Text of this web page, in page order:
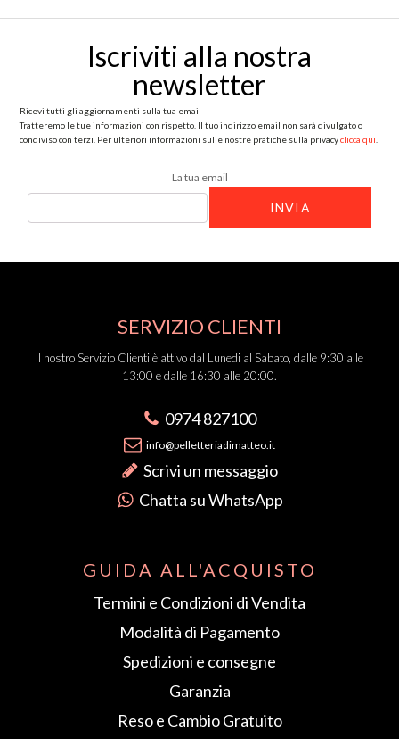
Iscriviti alla nostra
newsletter
Ricevi tutti gli aggiornamenti sulla tua email
Tratteremo le tue informazioni con rispetto. Il tuo indirizzo email non sarà divulgato o
condiviso con terzi. Per ulteriori informazioni sulle nostre pratiche sulla privacyclicca qui
La tua email
SERVIZIO CLIENTI
Il nostro Servizio Clienti è attivo dal Lunedi al Sabato, dalle 9:30 alle
13:00 e dalle 16:30 alle 20:00.
0974 827100
info@pelletteriadimatteo.it
Scrivi un messaggio
Chatta su WhatsApp
GUIDA ALL'ACQUISTO
Termini e Condizioni di Vendita
Modalità di Pagamento
Spedizioni e consegne
Garanzia
Reso e Cambio Gratuito